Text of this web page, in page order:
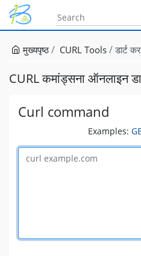
मुख्यपृष्ठ CURL Tools डार्ट
CURL कमांड्सना ऑनलाइन
Curl command
Examples: